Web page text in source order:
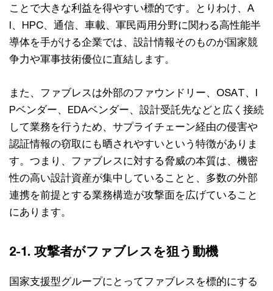
ことで大きな利益を得やすい標的です。とりわけ、A
I、HPC、通信、車載、軍民両用分野に関わる高性能半
導体を手がける企業では、設計情報そのものが国家競
争力や軍事技術優位に直結します。
また、ファブレスは外部のファウンドリー、OSAT、I
Pベンダー、EDAベンダー、設計受託先などと広く接続
して業務を行うため、サプライチェーン経由の侵害や
認証情報の窃取にも晒されやすいという特徴がありま
す。つまり、ファブレスに対する脅威の本質は、機密
性の高い設計資産が集中していることと、多数の外部
連携を前提とする業務構造が攻撃面を広げていること
にあります。
2-1. 攻撃者がファブレスを狙う動機
国家支援型グループにとってファブレスを標的にする